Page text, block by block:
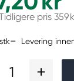
pris 359
Levering
1